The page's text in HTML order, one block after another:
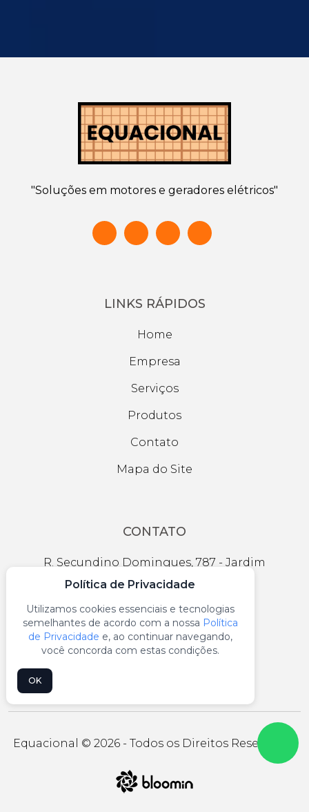
"Soluções em motores e geradores elétricos"
LINKS RÁPIDOS
Home
Empresa
Serviços
Produtos
Contato
Mapa do Site
CONTATO
R. Secundino Domingues, 787 - Jardim
vendas@equacional.com.br
(11) 2100-0777
(11) 99959-9771
Equacional © 2026 - Todos os Direitos Reservados
Política de Privacidade
Utilizamos cookies essenciais e tecnologias
semelhantes de acordo com a nossa Política
de Privacidade e, ao continuar navegando,
você concorda com estas condições.
OK